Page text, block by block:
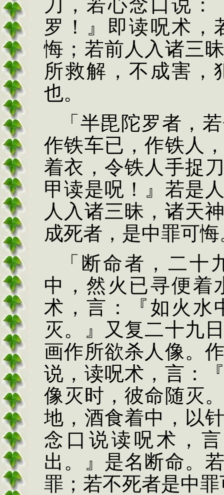
刀，若心念口说
罗！』即读呪术，
悔；若前人入诸三
所救解，不成害，
也。
「半毘陀罗者，
作铁车已，作铁人
着衣，令铁人手捉
甲读是呪 ！』若是
人入诸三昧，诸天
成死者， 是中罪可
「断命者，二十
中，然火已寻便着
术，言：『如火水
灭。』又复二十九
画作所欲杀人像。
说，读呪术，言：
像灭时，彼命随灭
地，酒食着中，以
念口说读呪术，
出。』是名 断命。
罪；若不死者是中